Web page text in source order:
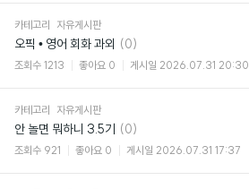
카테고리 자유게시판
오픽 • 영어 회화 과외 댓
(0)
조회수 1213 좋아요 0 게시일 2026.07.31 20:30
카테고리 자유게시판
안 놀면 뭐하니 3.5기 댓
글
(0)
조회수 921 좋아요 0 게시일 2026.07.31 17:37